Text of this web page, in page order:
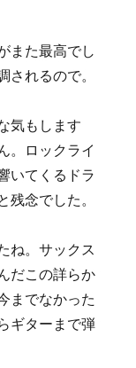
また最高でし
れるので。
気もします
。ロックライ
いてくるドラ
念でした。
ね。サックス
だこの詳らか
までなかった
ギターまで弾